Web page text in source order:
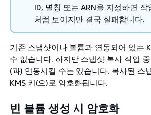
ID, 별칭 또는 ARN을 지정하면 작
처럼 보이지만 결국 실패합니다.
기존 스냅샷이나 볼륨과 연동되어 있는
수 없습니다. 하지만 스냅샷 복사 작업
(과) 연동시킬 수는 있습니다. 복사된 스
KMS 키(으)로 암호화됩니다.
빈 볼륨 생성 시 암호화